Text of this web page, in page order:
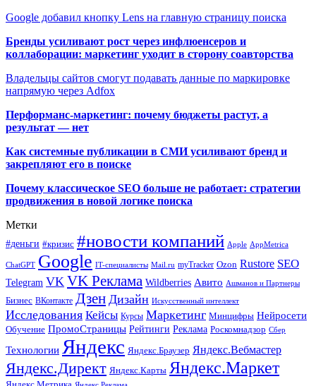
Google добавил кнопку Lens на главную страницу поиска
Бренды усиливают рост через инфлюенсеров и
коллаборации: маркетинг уходит в сторону соавторства
Владельцы сайтов смогут подавать данные по маркировке
напрямую через Adfox
Перформанс-маркетинг: почему бюджеты растут, а
результат — нет
Как системные публикации в СМИ усиливают бренд и
закрепляют его в поиске
Почему классическое SEO больше не работает: стратегии
продвижения в новой логике поиска
Метки
#деньги #кризис #новости компаний Apple AppMetrica
ChatGPT Google IT-специалисты Mail.ru myTracker Ozon Rustore SEO
Telegram VK VK Реклама Wildberries Авито Ашманов и Партнеры
Бизнес ВКонтакте Дзен Дизайн Искусственный интеллект
Исследования Кейсы Курсы Маркетинг Минцифры Нейросети
Обучение ПромоСтраницы Рейтинги Реклама Роскомнадзор Сбер
Технологии Яндекс Яндекс.Браузер Яндекс.Вебмастер
Яндекс.Директ Яндекс.Карты Яндекс.Маркет